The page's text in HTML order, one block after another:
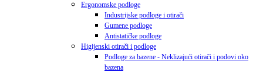
Ergonomske podloge
Industrijske podloge i otirači
Gumene podloge
Antistatičke podloge
Higijenski otirači i podloge
Podloge za bazene - Neklizajući otirači i podovi oko
bazena